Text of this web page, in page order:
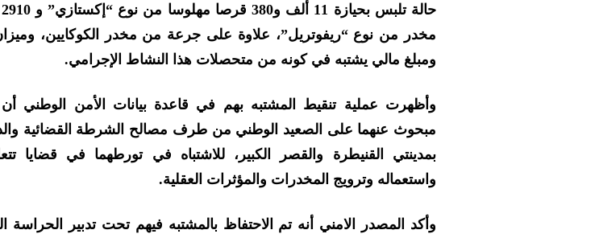
مخدر من نوع “ريفوتريل”، علاوة على جرعة من مخدر الكوكايين،
ومبلغ مالي يشتبه في كونه من متحصلات هذا النشاط الإجرامي.
وأظهرت عملية تنقيط المشتبه بهم في قاعدة بيانات الأمن الوطني أن
مبحوث عنهما على الصعيد الوطني من طرف مصالح الشرطة القضائية
بمدينتي القنيطرة والقصر الكبير، للاشتباه في تورطهما في قضايا
واستعماله وترويج المخدرات والمؤثرات العقلية.
وأكد المصدر الامني أنه تم الاحتفاظ بالمشتبه فيهم تحت تدبير الحراسة